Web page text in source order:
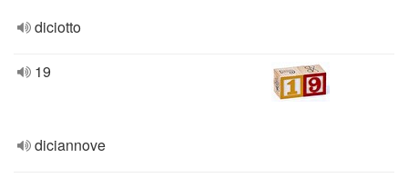
diciotto
19
diciannove